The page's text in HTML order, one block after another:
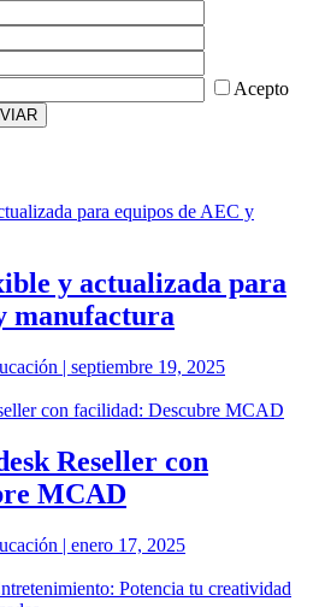
Acepto
y actualizada para
manufactura
| septiembre 19, 2025
Reseller con
MCAD
| enero 17, 2025